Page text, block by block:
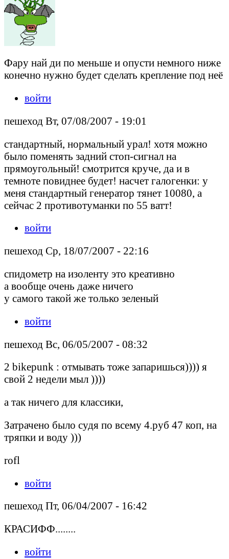
Фару най ди по меньше и опусти немного ниже
конечно нужно будет сделать крепление под неё
войти
пешеход Вт, 07/08/2007 - 19:01
стандартный, нормальный урал! хотя можно
было поменять задний стоп-сигнал на
прямоугольный! смотрится круче, да и в
темноте повиднее будет! насчет галогенки: у
меня стандартный генератор тянет 10080, а
сейчас 2 противотуманки по 55 ватт!
войти
пешеход Ср, 18/07/2007 - 22:16
спидометр на изоленту это креативно
а вообще очень даже ничего
у самого такой же только зеленый
войти
пешеход Вс, 06/05/2007 - 08:32
2 bikepunk : отмывать тоже запаришься)))) я
свой 2 недели мыл ))))
а так ничего для классики,
Затрачено было судя по всему 4.руб 47 коп, на
тряпки и воду )))
rofl
войти
пешеход Пт, 06/04/2007 - 16:42
КРАСИФФ........
войти